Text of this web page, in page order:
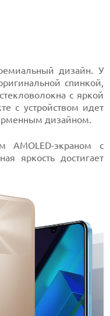
дизайн. У
спинкой,
с яркой
с устройством идет
дизайном.
AMOLED-экраном с
яркость достигает